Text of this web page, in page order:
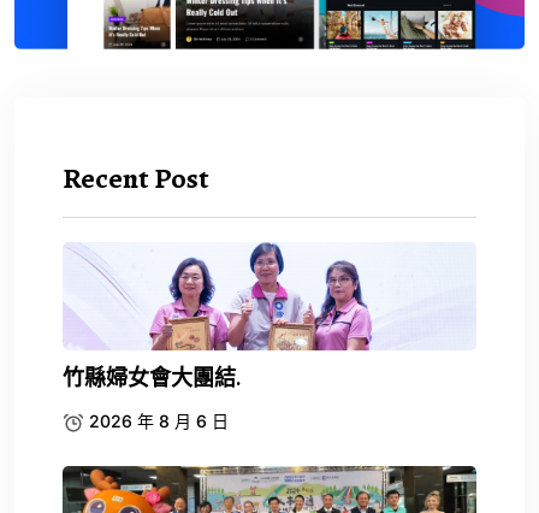
Recent Post
竹縣婦女會大團結.
2026 年 8 月 6 日